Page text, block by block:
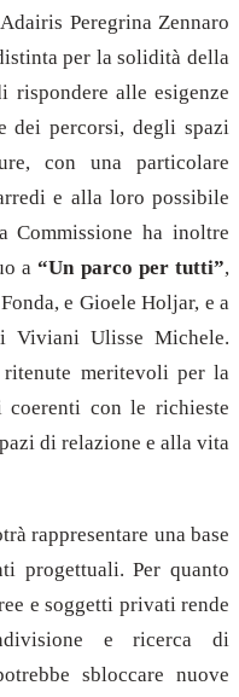
Peregrina Zennaro
per la solidità della
rispondere alle esigenze
dei percorsi, degli spazi
con una particolare
e alla loro possibile
Commissione ha inoltre
a“Un parco per tutti”,
e Gioele Holjar, e a
Viviani Ulisse Michele.
ritenute meritevoli per la
con le richieste
di relazione e alla vita
rappresentare una base
progettuali. Per quanto
e soggetti privati rende
e ricerca di
sbloccare nuove